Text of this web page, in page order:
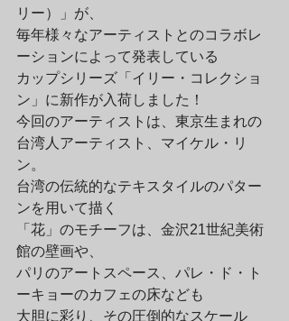
リー）」が、
毎年様々なアーティストとのコラボレ
ーションによって発表している
カップシリーズ「イリー・コレクショ
ン」に新作が入荷しました！
今回のアーティストは、東京生まれの
台湾人アーティスト、マイケル・リ
ン。
台湾の伝統的なテキスタイルのパター
ンを用いて描く
「花」のモチーフは、金沢21世紀美術
館の壁画や、
パリのアートスペース、パレ・ド・ト
ーキョーのカフェの床なども
大胆に彩り、その圧倒的なスケール